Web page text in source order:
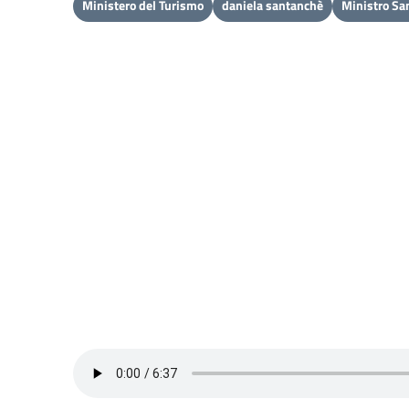
Ministero del Turismo daniela santanchè Ministro